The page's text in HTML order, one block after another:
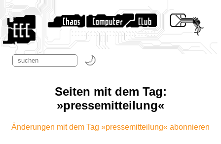
Seiten mit dem Tag:
»pressemitteilung«
Änderungen mit dem Tag »pressemitteilung« abonnieren